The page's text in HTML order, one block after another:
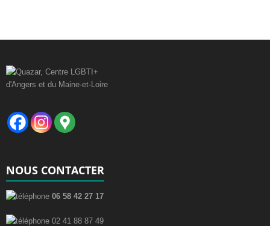
NOUS CONTACTER
06 58 42 27 17
02 41 88 87 49